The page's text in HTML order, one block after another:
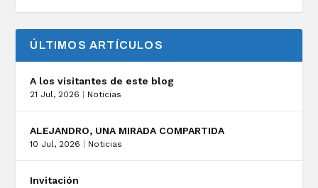
ÚLTIMOS ARTÍCULOS
A los visitantes de este blog
21 Jul, 2026 Noticias
ALEJANDRO, UNA MIRADA COMPARTIDA
10 Jul, 2026 Noticias
Invitación